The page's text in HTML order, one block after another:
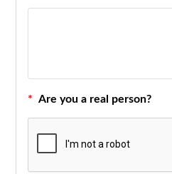
* Are you a real person?